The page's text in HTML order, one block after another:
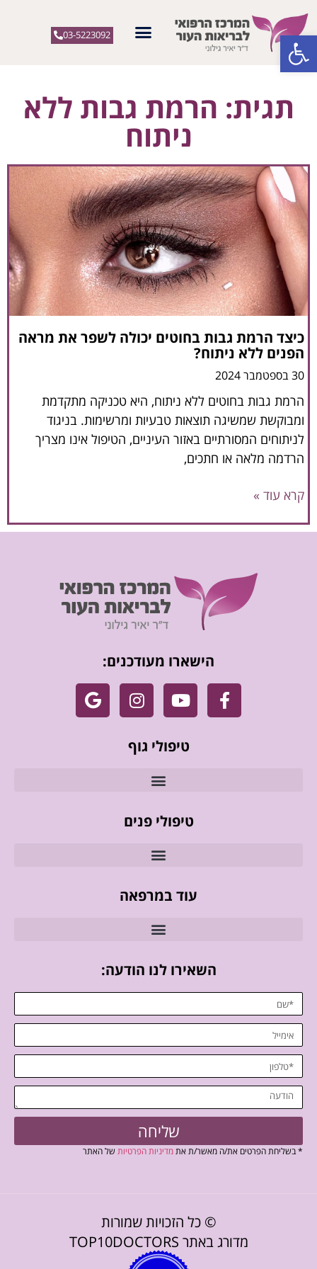
פתח סרגל נגישות 03-5223092
תגית: הרמת גבות ללא
ניתוח
כיצד הרמת גבות בחוטים יכולה לשפר את מראה
הפנים ללא ניתוח?
30 בספטמבר 2024
הרמת גבות בחוטים ללא ניתוח, היא טכניקה מתקדמת
ומבוקשת שמשיגה תוצאות טבעיות ומרשימות. בניגוד
לניתוחים המסורתיים באזור העיניים, הטיפול אינו מצריך
הרדמה מלאה או חתכים,
קרא עוד »
הישארו מעודכנים:
טיפולי גוף
טיפולי פנים
עוד במרפאה
השאירו לנו הודעה:
שליחה
* בשליחת הפרטים את/ה מאשר/ת אתמדיניות הפרטיות של האתר
© כל הזכויות שמורות
מדורג באתר TOP10DOCTORS